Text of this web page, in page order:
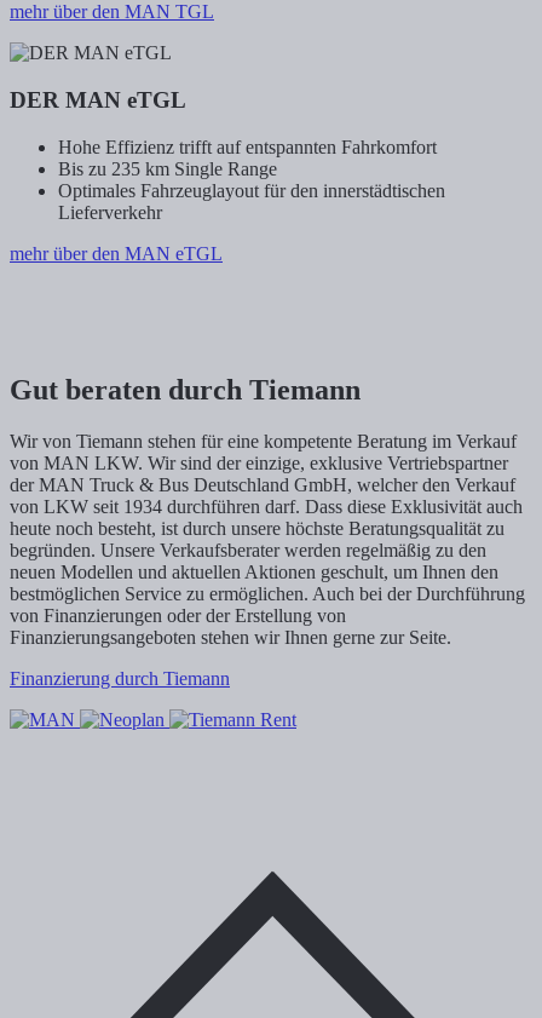
mehr über den MAN TGL
DER MAN eTGL
Hohe Effizienz trifft auf entspannten Fahrkomfort
Bis zu 235 km Single Range
Optimales Fahrzeuglayout für den innerstädtischen
Lieferverkehr
mehr über den MAN eTGL
Gut beraten durch Tiemann
Wir von Tiemann stehen für eine kompetente Beratung im Verkauf
von MAN LKW. Wir sind der einzige, exklusive Vertriebspartner
der MAN Truck & Bus Deutschland GmbH, welcher den Verkauf
von LKW seit 1934 durchführen darf. Dass diese Exklusivität auch
heute noch besteht, ist durch unsere höchste Beratungsqualität zu
begründen. Unsere Verkaufsberater werden regelmäßig zu den
neuen Modellen und aktuellen Aktionen geschult, um Ihnen den
bestmöglichen Service zu ermöglichen. Auch bei der Durchführung
von Finanzierungen oder der Erstellung von
Finanzierungsangeboten stehen wir Ihnen gerne zur Seite.
Finanzierung durch Tiemann